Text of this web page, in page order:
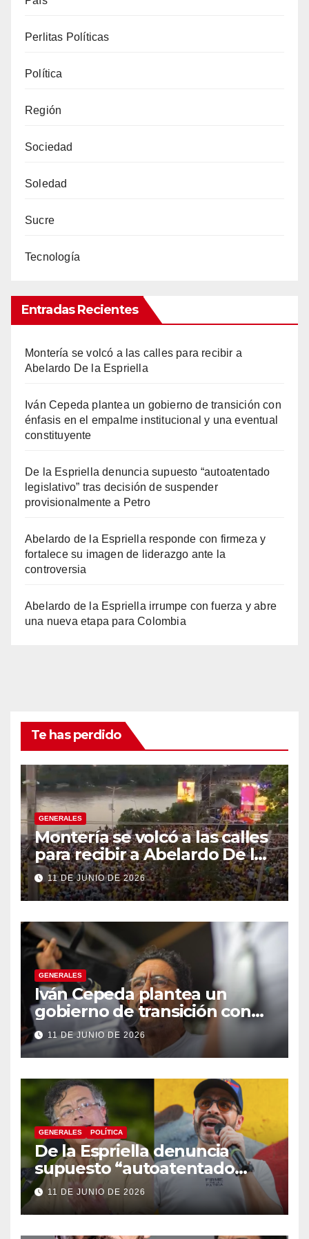
Perlitas Políticas
Política
Región
Sociedad
Soledad
Sucre
Tecnología
Entradas Recientes
Montería se volcó a las calles para recibir a
Abelardo De la Espriella
Iván Cepeda plantea un gobierno de transición con
énfasis en el empalme institucional y una eventual
constituyente
De la Espriella denuncia supuesto “autoatentado
legislativo” tras decisión de suspender
provisionalmente a Petro
Abelardo de la Espriella responde con firmeza y
fortalece su imagen de liderazgo ante la
controversia
Abelardo de la Espriella irrumpe con fuerza y abre
una nueva etapa para Colombia
Te has perdido
GENERALES
Montería se volcó a las calles
para recibir a Abelardo De la
Espriella
11 DE JUNIO DE 2026
GENERALES
Iván Cepeda plantea un
gobierno de transición con
énfasis en el empalme
institucional y una eventual
constituyente
11 DE JUNIO DE 2026
GENERALES POLÍTICA
De la Espriella denuncia
supuesto “autoatentado
legislativo” tras decisión de
suspender provisionalmente
a Petro
11 DE JUNIO DE 2026